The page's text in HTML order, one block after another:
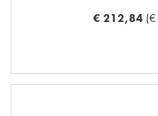
€ 212,84